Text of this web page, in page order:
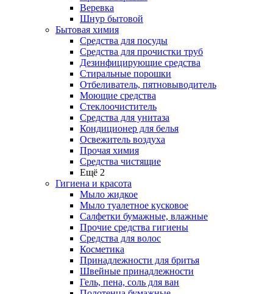
Веревка
Шнур бытовой
Бытовая химия
Средства для посуды
Средства для прочистки труб
Дезинфицирующие средства
Стиральные порошки
Отбеливатель, пятновыводитель
Моющие средства
Стеклоочиститель
Средства для унитаза
Кондиционер для белья
Освежитель воздуха
Прочая химия
Средства чистящие
Ещё 2
Гигиена и красота
Мыло жидкое
Мыло туалетное кусковое
Салфетки бумажные, влажные
Прочие средства гигиены
Средства для волос
Косметика
Принадлежности для бритья
Швейные принадлежности
Гель, пена, соль для ван